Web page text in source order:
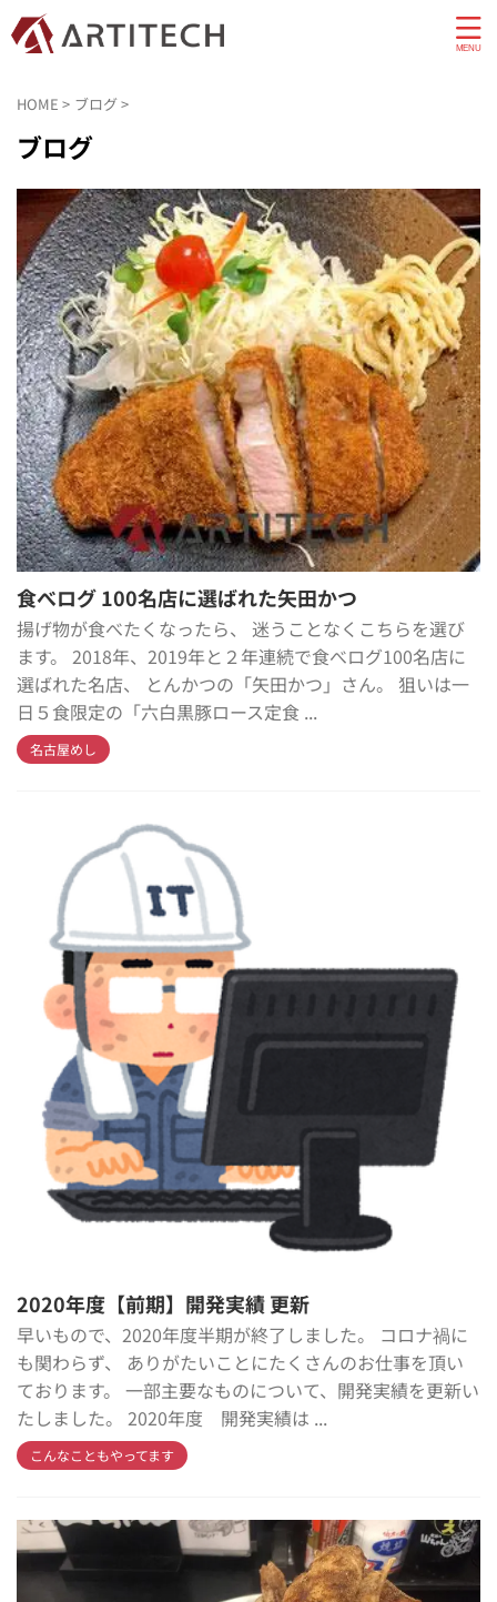
HOME > ブログ>
ブログ
食べログ 100名店に選ばれた矢田かつ
揚げ物が食べたくなったら、 迷うことなくこちらを選び
ます。 2018年、2019年と２年連続で食べログ100名店に
選ばれた名店、 とんかつの「矢田かつ」さん。 狙いは一
日５食限定の「六白黒豚ロース定食 ...
名古屋めし
2020年度【前期】開発実績 更新
早いもので、2020年度半期が終了しました。 コロナ禍に
も関わらず、 ありがたいことにたくさんのお仕事を頂い
ております。 一部主要なものについて、開発実績を更新い
たしました。 2020年度 開発実績は ...
こんなこともやってます